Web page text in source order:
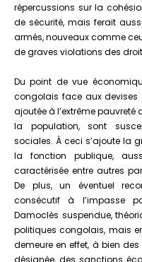
répercussions sur la
de sécurité, mais ferait
armés, nouveaux comme
de graves violations des
Du point de vue
congolais face aux devises
ajoutée à l’extrême
la population, sont
sociales. À ceci s’ajoute la
la fonction publique,
caractérisée entre autres
De plus, un éventuel
consécutif à l’impasse
Damoclès suspendue,
politiques congolais, mais
demeure en effet, à bien
désignée, des sanctions